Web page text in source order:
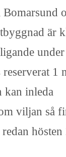
är
1
kan inleda
viljan så